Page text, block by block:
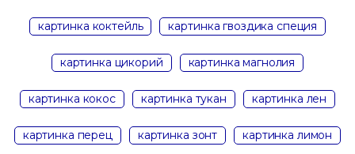
картинка коктейль картинка гвоздика специя
картинка цикорий картинка магнолия
картинка кокос картинка тукан картинка лен
картинка перец картинка зонт картинка лимон